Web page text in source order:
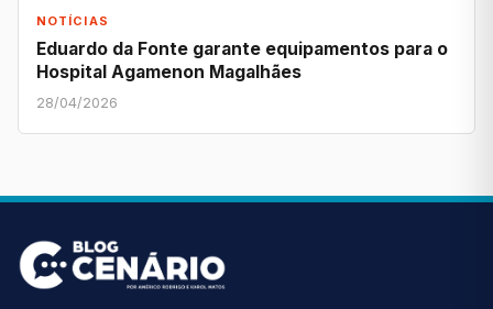
NOTÍCIAS
Eduardo da Fonte garante equipamentos para o
Hospital Agamenon Magalhães
28/04/2026